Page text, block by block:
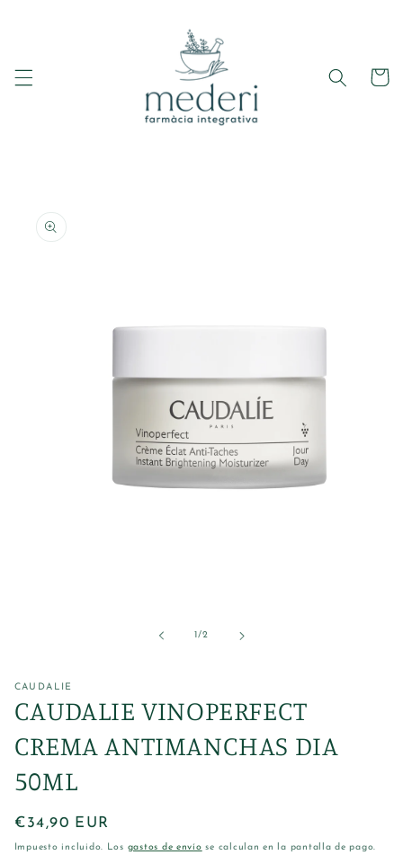
Carrito
a la
información
modal
1/de
2
CAUDALIE
CAUDALIE VINOPERFECT
CREMA ANTIMANCHAS DIA
50ML
Precio
habitual
€34,90 EUR
Impuesto incluido. Los gastos de envío se calculan en la pantalla de pago.